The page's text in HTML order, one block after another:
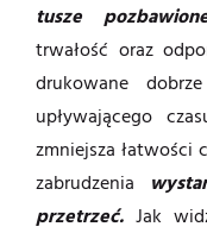
tusze
trwałość oraz
drukowane
upływającego
zmniejsza łatwości
zabrudzenia
przetrzeć. Jak